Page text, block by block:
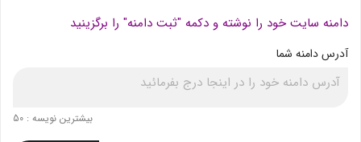
دامنه سایت خود را نوشته و دکمه "ثبت دامنه" را برگزینید
آدرس دامنه شما
بیشترین نویسه : 50